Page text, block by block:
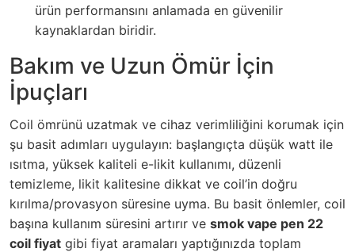
ürün performansını anlamada en güvenilir
kaynaklardan biridir.
Bakım ve Uzun Ömür İçin
İpuçları
Coil ömrünü uzatmak ve cihaz verimliliğini korumak için
şu basit adımları uygulayın: başlangıçta düşük watt ile
ısıtma, yüksek kaliteli e-likit kullanımı, düzenli
temizleme, likit kalitesine dikkat ve coil’in doğru
kırılma/provasyon süresine uyma. Bu basit önlemler, coil
başına kullanım süresini artırır ve smok vape pen 22
coil fiyat gibi fiyat aramaları yaptığınızda toplam